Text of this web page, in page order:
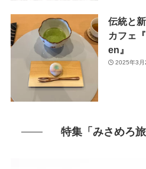
伝統と
カフェ
en』
2025年3月
特集「みさめろ